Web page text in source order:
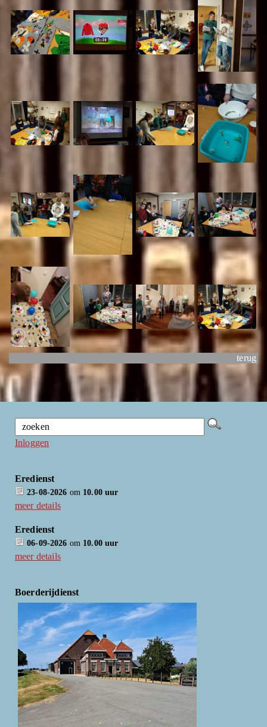
terug
Inloggen
Eredienst
23-08-2026 om 10.00 uur
meer details
Eredienst
06-09-2026 om 10.00 uur
meer details
Boerderijdienst